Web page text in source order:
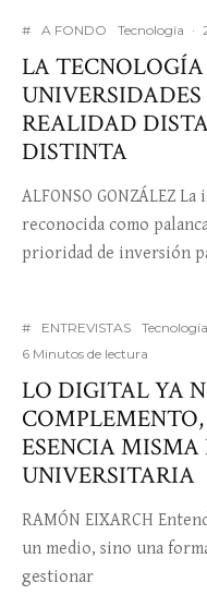
# A FONDO Tecnología ·
LA TECNOLOGÍA
REALIDAD
DISTINTA
ALFONSO GONZÁLEZ
reconocida como
prioridad de inversión
# ENTREVISTAS Tecnología
6 Minutos de lectura
LO DIGITAL YA
ESENCIA MISMA
UNIVERSITARIA
RAMÓN EIXARCH
un medio, sino una
gestionar